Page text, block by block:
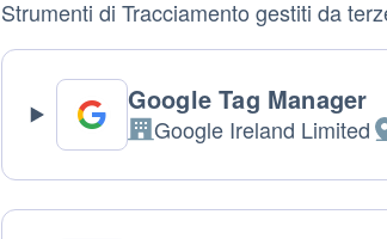
Strumenti di Tracciamento gestiti da
Google Tag Manager
Azienda:
Google Ireland Limited